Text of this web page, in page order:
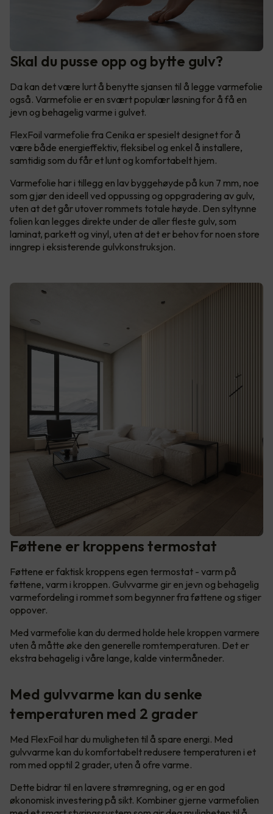
Skal du pusse opp og bytte gulv?
Da kan det være lurt å benytte sjansen til å legge varmefolie
også. Varmefolie er en svært populær løsning for å få en
jevn og behagelig varme i gulvet.
FlexFoil varmefolie fra Cenika er spesielt designet for å
være både energieffektiv, fleksibel og enkel å installere,
samtidig som du får et lunt og komfortabelt hjem.
Varmefolie har i tillegg en lav byggehøyde på kun 7 mm, noe
som gjør den ideell ved oppussing og oppgradering av gulv,
uten at det går utover rommets totale høyde. Den syltynne
folien kan legges direkte under de aller fleste gulv, som
laminat, parkett og vinyl, uten at det er behov for noen store
inngrep i eksisterende gulvkonstruksjon.
Føttene er kroppens termostat
Føttene er faktisk kroppens egen termostat - varm på
føttene, varm i kroppen. Gulvvarme gir en jevn og behagelig
varmefordeling i rommet som begynner fra føttene og stiger
oppover.
Med varmefolie kan du dermed holde hele kroppen varmere
uten å måtte øke den generelle romtemperaturen. Det er
ekstra behagelig i våre lange, kalde vintermåneder.
Med gulvvarme kan du senke
temperaturen med 2 grader
Med FlexFoil har du muligheten til å spare energi. Med
gulvvarme kan du komfortabelt redusere temperaturen i et
rom med opptil 2 grader, uten å ofre varme.
Dette bidrar til en lavere strømregning, og er en god
økonomisk investering på sikt. Kombiner gjerne varmefolien